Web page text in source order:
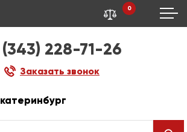
(343) 228-71-26
Заказать звонок
0